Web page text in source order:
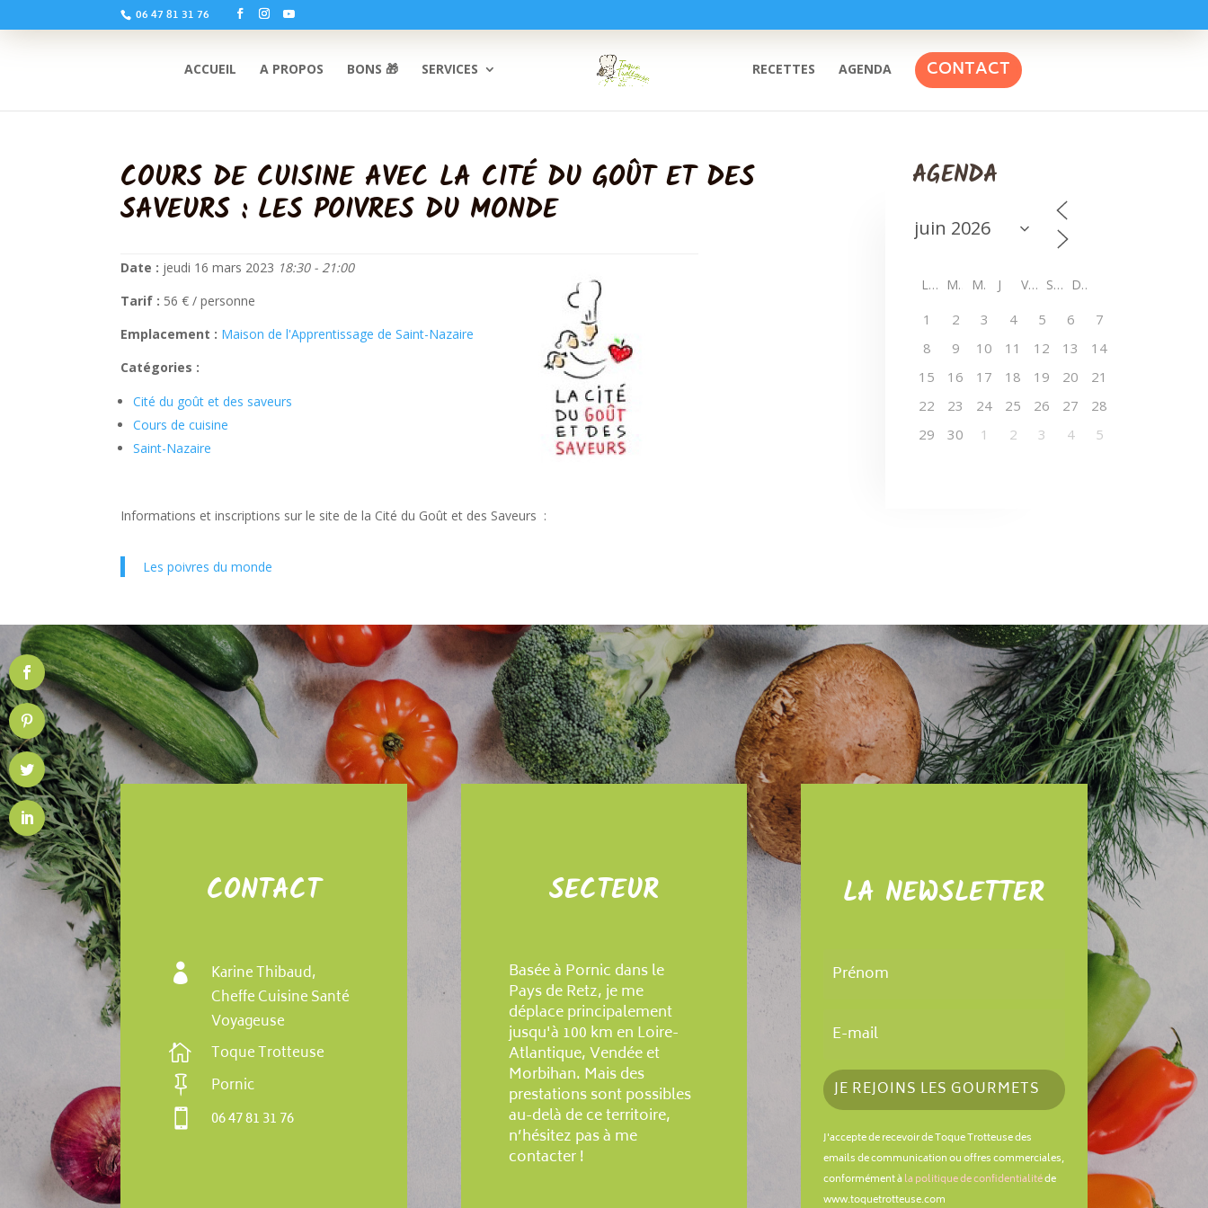
06 47 81 31 76
ACCUEIL A PROPOS BONS 🎁 SERVICES RECETTES AGENDA CONTACT
COURS DE CUISINE AVEC LA CITÉ DU GOÛT ET DES
SAVEURS : LES POIVRES DU MONDE
Date : jeudi 16 mars 2023 18:30 - 21:00
Tarif : 56 € / personne
Emplacement : Maison de l'Apprentissage de Saint-Nazaire
Catégories :
Cité du goût et des saveurs
Cours de cuisine
Saint-Nazaire
Informations et inscriptions sur le site de la Cité du Goût et des Saveurs :
Les poivres du monde
AGENDA
L M M J V S D
1 2 3 4 5 6
7
8
9 10 11 12 13
14
15
16 17 18 19 20
21
22
23 24 25 26 27
28
29
30 1 2 3 4 5
CONTACT

Karine Thibaud,
Cheffe Cuisine Santé
Voyageuse
 Toque Trotteuse
 Pornic
06 47 81 31 76
SECTEUR
Basée à Pornic dans le
Pays de Retz, je me
déplace principalement
jusqu'à 100 km en Loire-
Atlantique, Vendée et
Morbihan. Mais des
prestations sont possibles
au-delà de ce territoire,
n’hésitez pas à me
contacter !
LA NEWSLETTER
JE REJOINS LES GOURMETS
J'accepte de recevoir de Toque Trotteuse des
emails de communication ou offres commerciales,
conformément àla politique de confidentialitéde
www.toquetrotteuse.com